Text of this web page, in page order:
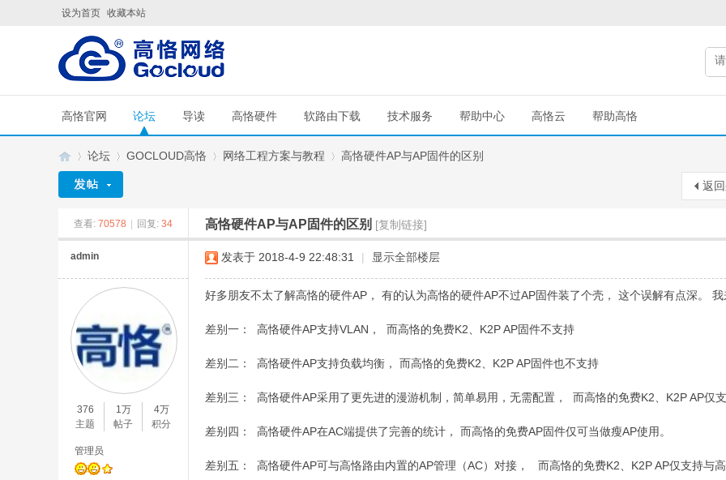
设为首页 收藏本站
高恪官网 论坛 导读 高恪硬件 软路由下载 技术服务 帮助中心 高恪云 帮助高恪
»
论坛
›
GOCLOUD高恪
›
网络工程方案与教程
›
高恪硬件AP与AP固件的区别
返
查看: 70578 回复: 34 高恪硬件AP与AP固件的区别 [复制链接]
admin
376
主题
1万
帖子
4万
积分
管理员
发表于 2018-4-9 22:48:31 | 显示全部楼层
好多朋友不太了解高恪的硬件AP， 有的认为高恪的硬件AP不过AP固件装了个壳， 这个误解有点深。
差别一： 高恪硬件AP支持VLAN， 而高恪的免费K2、K2P AP固件不支持
差别二： 高恪硬件AP支持负载均衡， 而高恪的免费K2、K2P AP固件也不支持
差别三： 高恪硬件AP采用了更先进的漫游机制，简单易用，无需配置， 而高恪的免费K2、K2P AP仅
差别四： 高恪硬件AP在AC端提供了完善的统计， 而高恪的免费AP固件仅可当做瘦AP使用。
差别五： 高恪硬件AP可与高恪路由内置的AP管理（AC）对接， 而高恪的免费K2、K2P AP仅支持与